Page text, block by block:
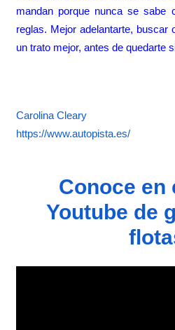
mandan porque nunca se sabe
reglas. Mejor adelantarte, buscar
un trato mejor, antes de quedarte
Carolina Cleary
https://www.autopista.es/
Conoce en
Youtube de